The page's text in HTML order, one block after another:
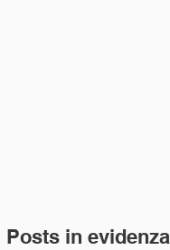
Posts in evidenza